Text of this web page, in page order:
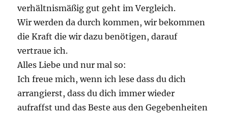
verhältnismäßig gut geht im Vergleich.
Wir werden da durch kommen, wir bekommen
die Kraft die wir dazu benötigen, darauf
vertraue ich.
Alles Liebe und nur mal so:
Ich freue mich, wenn ich lese dass du dich
arrangierst, dass du dich immer wieder
aufraffst und das Beste aus den Gegebenheiten